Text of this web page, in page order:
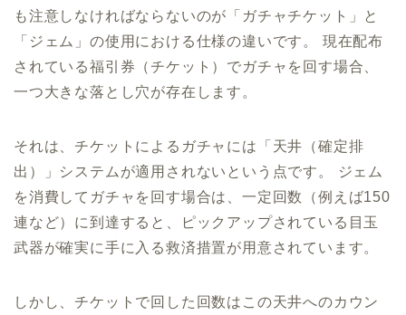
も注意しなければならないのが「ガチャチケット」と
「ジェム」の使用における仕様の違いです。 現在配布
されている福引券（チケット）でガチャを回す場合、
一つ大きな落とし穴が存在します。
それは、チケットによるガチャには「天井（確定排
出）」システムが適用されないという点です。 ジェム
を消費してガチャを回す場合は、一定回数（例えば150
連など）に到達すると、ピックアップされている目玉
武器が確実に手に入る救済措置が用意されています。
しかし、チケットで回した回数はこの天井へのカウン